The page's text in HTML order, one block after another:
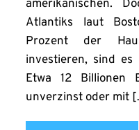
amerikanischen.
Atlantiks laut
Prozent der
investieren, sind
Etwa 12 Billionen
unverzinst oder mit